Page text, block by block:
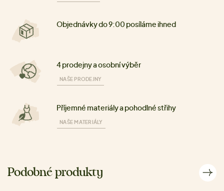
Objednávky do 9:00 posíláme ihned
4 prodejny a osobní výběr
NAŠE PRODEJNY
Příjemné materiály a pohodlné střihy
NAŠE MATERIÁLY
Podobné produkty